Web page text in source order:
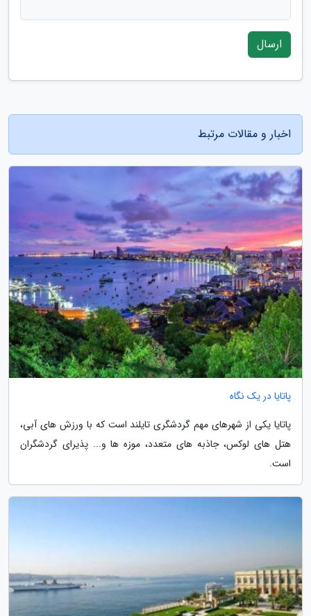
ارسال
اخبار و مقالات مرتبط
پاتایا در یک نگاه
پاتایا یکی از شهرهای مهم گردشگری تایلند است که با ورزش های آبی،
هتل های لوکس، جاذبه های متعدد، موزه ها و... پذیرای گردشگران
است.